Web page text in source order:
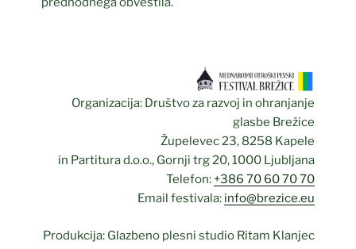
Organizacija: Društvo za razvoj in ohranjanje
glasbe Brežice
Župelevec 23, 8258 Kapele
in Partitura d.o.o., Gornji trg 20, 1000 Ljubljana
Telefon: +386 70 60 70 70
Email festivala: info@brezice.eu
Produkcija: Glazbeno plesni studio Ritam Klanjec